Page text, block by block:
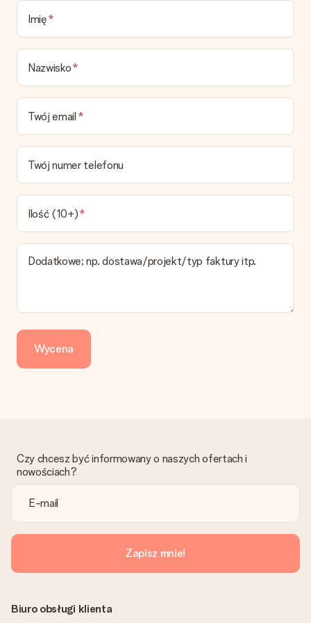
prezentowe.
Czas dostawy, opcje dostawy oraz koszty
dostawy
stronie produktu pokazujemy najbardziej prawdopodobną
datę doręczenia w momencie składania zamówienia.
Jaki jest czas dostawy i kiedy otrzymam mój prezent?
Przewidywany czas dostawy można znaleźć na stronie
produktu.
Jakie opcje dostawy mogę wybrać?
W koszyku zamówień mamy kilka opcji dostawy. Termin
pokazany na stronie produktu odnosi się do najtańszej i
najwolniejszej formy wysyłki.
Zapłata
Dotpay, karta kredytowa, lub przelew bankowy. W przypadku
dni przedłużenia dostawy - kwota musi zostać zaksięgowana,
aby zamówienie trafiło do produkcji. Robiąc przelew, należy
wybrać Przelew Krajowy Europejski.
Czy faktura jest wysyłana razem z zamówieniem?
Żaden rachunek lub faktura nie jest wysyłany z zamówieniem.
Możesz ją również znaleźć na koncie MySurprise. Dzięki temu
możesz wysłać prezent bezpośrednio do odbiorcy, co będzie
prawdziwą niespodzianką!
Imię
Nazwisko
Twój email
Twój numer telefonu
Ilość (10+)
Dodatkowe; np. dostawa/projekt/typ faktury itp.
Wycena
Czy chcesz być informowany o naszych ofertach i
nowościach?
Zapisz mnie!
Biuro obsługi klienta